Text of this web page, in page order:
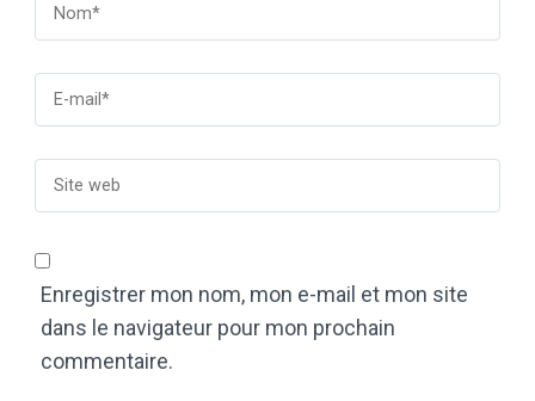
Enregistrer mon nom, mon e-mail et mon site
dans le navigateur pour mon prochain
commentaire.